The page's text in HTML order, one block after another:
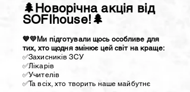
🌲Новорічна акція від
SOFIhouse!🌲
💙💛Ми підготували щось особливе для
тих, хто щодня змінює цей світ на краще:
✅️Захисників ЗСУ
✅️Лікарів
✅️Учителів
✅️Та всіх, хто творить наше майбутнє